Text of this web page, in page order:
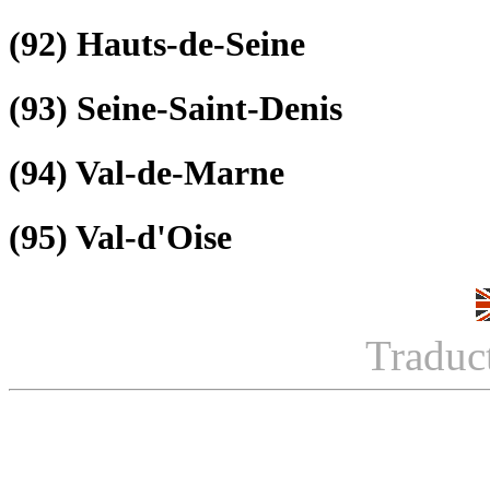
(92) Hauts-de-Seine
(93) Seine-Saint-Denis
(94) Val-de-Marne
(95) Val-d'Oise